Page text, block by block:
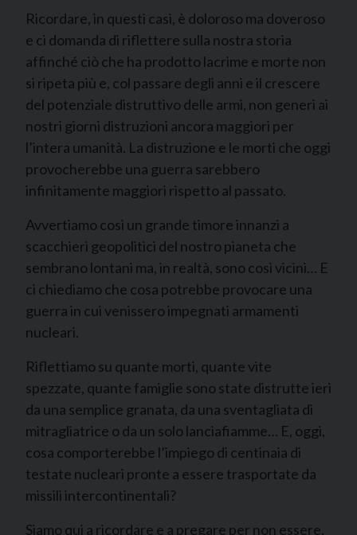
Ricordare, in questi casi, è doloroso ma doveroso
e ci domanda di riflettere sulla nostra storia
affinché ciò che ha prodotto lacrime e morte non
si ripeta più e, col passare degli anni e il crescere
del potenziale distruttivo delle armi, non generi ai
nostri giorni distruzioni ancora maggiori per
l’intera umanità. La distruzione e le morti che oggi
provocherebbe una guerra sarebbero
infinitamente maggiori rispetto al passato.
Avvertiamo così un grande timore innanzi a
scacchieri geopolitici del nostro pianeta che
sembrano lontani ma, in realtà, sono così vicini… E
ci chiediamo che cosa potrebbe provocare una
guerra in cui venissero impegnati armamenti
nucleari.
Riflettiamo su quante morti, quante vite
spezzate, quante famiglie sono state distrutte ieri
da una semplice granata, da una sventagliata di
mitragliatrice o da un solo lanciafiamme… E, oggi,
cosa comporterebbe l’impiego di centinaia di
testate nucleari pronte a essere trasportate da
missili intercontinentali?
Siamo qui a ricordare e a pregare per non essere,